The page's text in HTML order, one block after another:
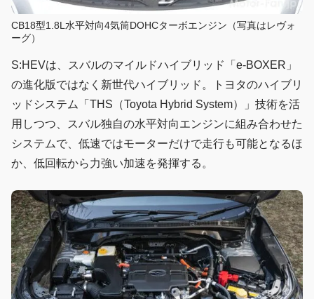
CB18型1.8L水平対向4気筒DOHCターボエンジン（写真はレヴォ
ーグ）
S:HEVは、スバルのマイルドハイブリッド「e-BOXER」
の進化版ではなく新世代ハイブリッド。トヨタのハイブリ
ッドシステム「THS（Toyota Hybrid System）」技術を活
用しつつ、スバル独自の水平対向エンジンに組み合わせた
システムで、低速ではモーターだけで走行も可能となるほ
か、低回転から力強い加速を発揮する。